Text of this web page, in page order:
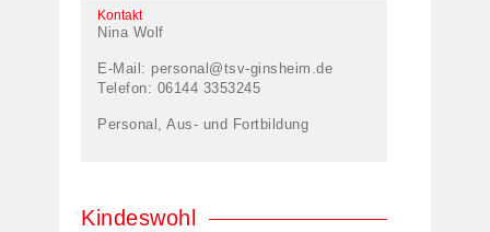
Kontakt
Nina Wolf
E-Mail: personal@tsv-ginsheim.de
Telefon: 06144 3353245
Personal, Aus- und Fortbildung
Kindeswohl